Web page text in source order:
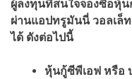
ผู้ลงทุนที่สนใจจองซื้อหุ้
ผ่านแอปทรูมันนี่ วอลเล็
ได้ ดังต่อไปนี้
หุ้นกู้ซีพีเอฟ หรือ